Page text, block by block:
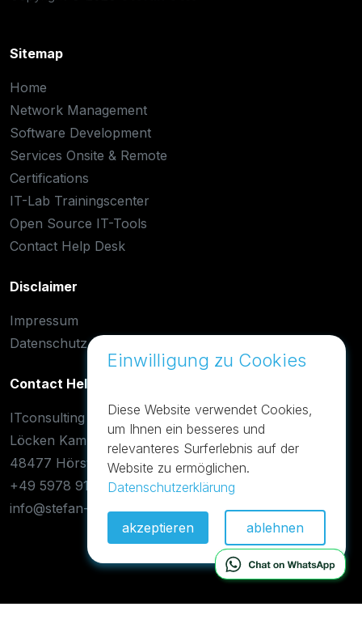
Sitemap
Home
Network Management
Software Development
Services Onsite & Remote
Certifications
IT-Lab Trainingscenter
Open Source IT-Tools
Contact Help Desk
Disclaimer
Impressum
Datenschutz
Contact Help Desk
ITconsulting
Löcken Kamp 42
48477 Hörstel-Dreierwalde
+49 5978 9188955
info@stefan-otto.de
Einwilligung zu Cookies
Diese Website verwendet Cookies,
um Ihnen ein besseres und
relevanteres Surferlebnis auf der
Website zu ermöglichen.
Datenschutzerklärung
akzeptieren ablehnen